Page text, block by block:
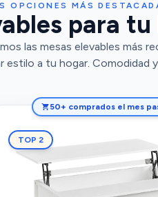
OPCIONES MÁS
para
las mesas elevables más
estilo a tu hogar. Comodidad
50+ comprados el mes
TOP 2